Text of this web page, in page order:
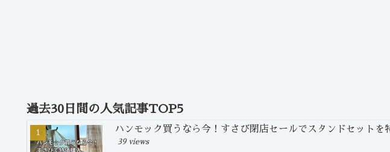
過去30日間の人気記事TOP5
ハンモック買うなら今！すさび閉店セールでスタンドセットを
39 views